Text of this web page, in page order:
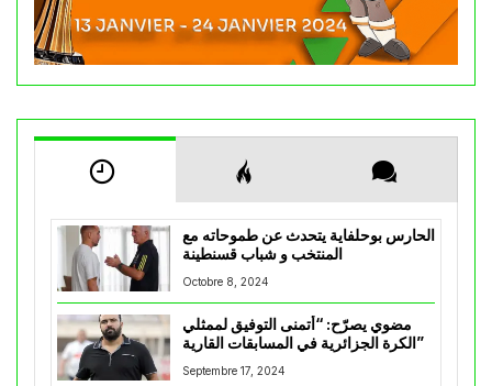
الحارس بوحلفاية يتحدث عن طموحاته مع
المنتخب و شباب قسنطينة
Octobre 8, 2024
مضوي يصرّح: “أتمنى التوفيق لممثلي
الكرة الجزائرية في المسابقات القارية”
Septembre 17, 2024